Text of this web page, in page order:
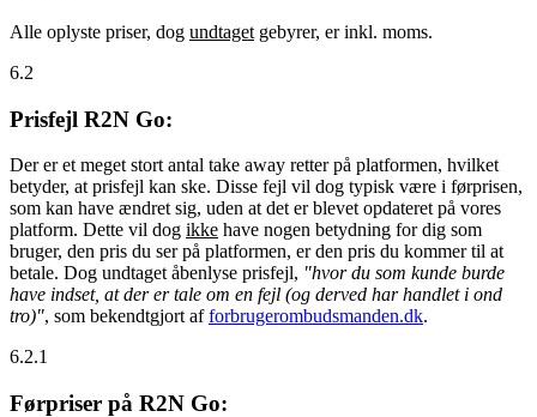
Alle oplyste priser, dog undtaget gebyrer, er inkl. moms.
6.2
Prisfejl R2N Go:
Der er et meget stort antal take away retter på platformen, hvilket
betyder, at prisfejl kan ske. Disse fejl vil dog typisk være i førprisen,
som kan have ændret sig, uden at det er blevet opdateret på vores
platform. Dette vil dog ikke have nogen betydning for dig som
bruger, den pris du ser på platformen, er den pris du kommer til at
betale. Dog undtaget åbenlyse prisfejl, "hvor du som kunde burde
have indset, at der er tale om en fejl (og derved har handlet i ond
tro)", som bekendtgjort afforbrugerombudsmanden.dk.
6.2.1
Førpriser på R2N Go: